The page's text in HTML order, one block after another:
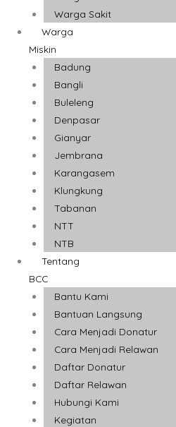
Warga Sakit
Warga
Miskin
Badung
Bangli
Buleleng
Denpasar
Gianyar
Jembrana
Karangasem
Klungkung
Tabanan
NTT
NTB
Tentang
BCC
Bantu Kami
Bantuan Langsung
Cara Menjadi Donatur
Cara Menjadi Relawan
Daftar Donatur
Daftar Relawan
Hubungi Kami
Kegiatan